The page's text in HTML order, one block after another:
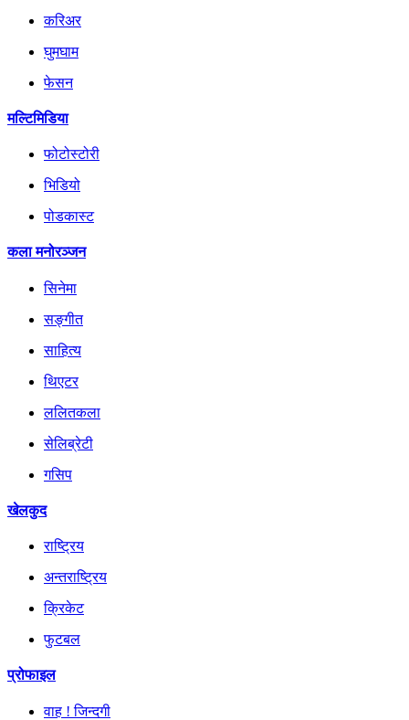
करिअर
घुमघाम
फेसन
मल्टिमिडिया
फोटोस्टोरी
भिडियो
पोडकास्ट
कला मनोरञ्जन
सिनेमा
सङ्गीत
साहित्य
थिएटर
ललितकला
सेलिब्रेटी
गसिप
खेलकुद
राष्ट्रिय
अन्तराष्ट्रिय
क्रिकेट
फुटबल
प्रोफाइल
वाह ! जिन्दगी